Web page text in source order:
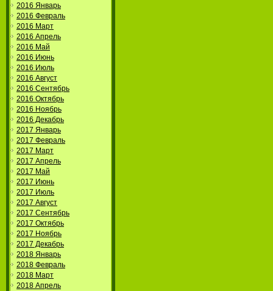
2016 Январь
2016 Февраль
2016 Март
2016 Апрель
2016 Май
2016 Июнь
2016 Июль
2016 Август
2016 Сентябрь
2016 Октябрь
2016 Ноябрь
2016 Декабрь
2017 Январь
2017 Февраль
2017 Март
2017 Апрель
2017 Май
2017 Июнь
2017 Июль
2017 Август
2017 Сентябрь
2017 Октябрь
2017 Ноябрь
2017 Декабрь
2018 Январь
2018 Февраль
2018 Март
2018 Апрель